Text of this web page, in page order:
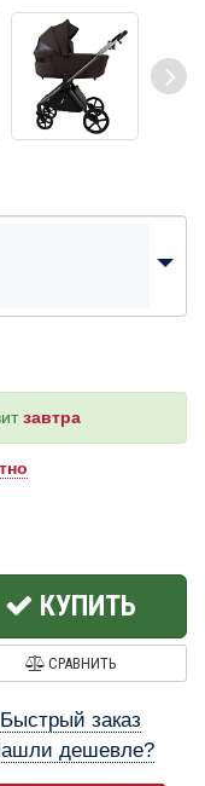
завтра
КУПИТЬ
СРАВНИТЬ
Быстрый заказ
дешевле?